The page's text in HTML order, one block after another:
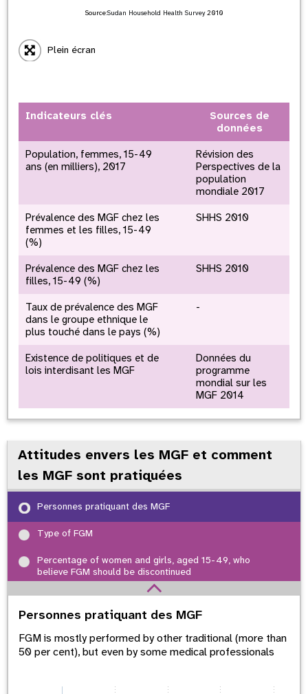
Source:Sudan Household Health Survey2010
Plein écran
Indicateurs clés
Sources de
données
Population, femmes, 15-49
ans (en milliers), 2017
Révision des
Perspectives de la
population
mondiale 2017
Prévalence des MGF chez les
femmes et les filles, 15-49
(%)
SHHS 2010
Prévalence des MGF chez les
filles, 15-49 (%)
SHHS 2010
Taux de prévalence des MGF
dans le groupe ethnique le
plus touché dans le pays (%)
-
Existence de politiques et de
lois interdisant les MGF
Données du
programme
mondial sur les
MGF 2014
Attitudes envers les MGF et comment
les MGF sont pratiquées
Personnes pratiquant des MGF
Type of FGM
Percentage of women and girls, aged 15-49, who
believe FGM should be discontinued
Personnes pratiquant des MGF
FGM is mostly performed by other traditional (more than
50 per cent), but even by some medical professionals